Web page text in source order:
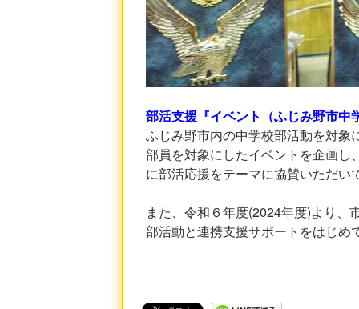
部活支援『イベント（ふじみ野市中
ふじみ野市内の中学校部活動を対象
部員を対象にしたイベントを企画し
に部活応援をテーマに協賛いただい
また、令和６年度(2024年度)より、
部活動と連携支援サポートをはじめ